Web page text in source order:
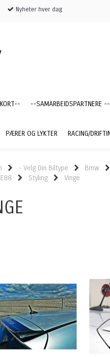
Nyheter hver dag
--SAMARBEIDSPARTNERE --
PÆRER OG LYKTER RACING/
- Velg Din Biltype Bmw
Styling Vinge